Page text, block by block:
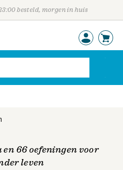
besteld, morgen in huis
66 oefeningen voor
leven